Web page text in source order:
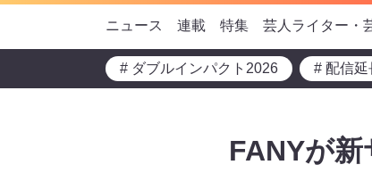
ニュース 連載 特集 芸人ライター・
# ダブルインパクト2026 # 配信延
FANYが